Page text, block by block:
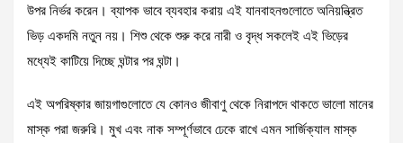
উপর নির্ভর করেন। ব্যাপক ভাবে ব্যবহার করায় এই যানবাহনগুলোতে অনিয়ন্ত্রিত
ভিড় একদমি নতুন নয়। শিশু থেকে শুরু করে নারী ও বৃদ্ধ সকলেই এই ভিড়ের
মধ্যেই কাটিয়ে দিচ্ছে ঘন্টার পর ঘন্টা।
এই অপরিষ্কার জায়গাগুলোতে যে কোনও জীবাণু থেকে নিরাপদে থাকতে ভালো মানের
মাস্ক পরা জরুরি। মুখ এবং নাক সম্পূর্ণভাবে ঢেকে রাখে এমন সার্জিক্যাল মাস্ক